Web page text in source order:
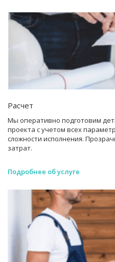
Расчет
Мы оперативно подготовим
проекта с учетом всех
сложности исполнения.
затрат.
Подробнее об услуге